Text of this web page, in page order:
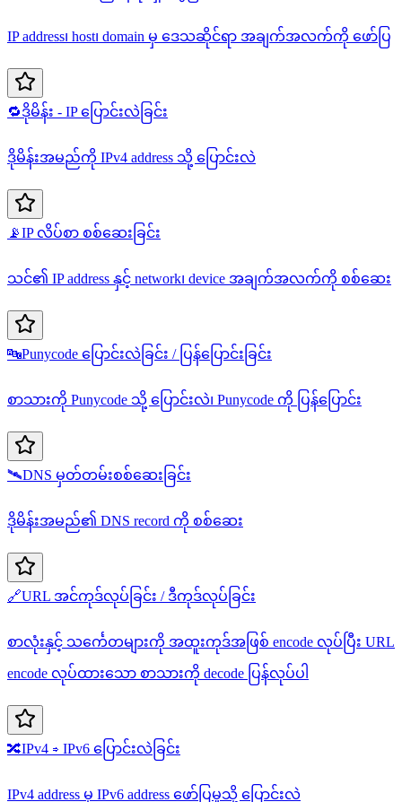
IP address၊ host၊ domain မှ ဒေသဆိုင်ရာ အချက်အလက်ကို ဖော်ပြ
🔁ဒိုမိန်း - IP ပြောင်းလဲခြင်း
ဒိုမိန်းအမည်ကို IPv4 address သို့ ပြောင်းလဲ
📡IP လိပ်စာ စစ်ဆေးခြင်း
သင်၏ IP address နှင့် network၊ device အချက်အလက်ကို စစ်ဆေး
🔤Punycode ပြောင်းလဲခြင်း / ပြန်ပြောင်းခြင်း
စာသားကို Punycode သို့ ပြောင်းလဲ၊ Punycode ကို ပြန်ပြောင်း
🛰️DNS မှတ်တမ်းစစ်ဆေးခြင်း
ဒိုမိန်းအမည်၏ DNS record ကို စစ်ဆေး
🔗URL အင်ကုဒ်လုပ်ခြင်း / ဒီကုဒ်လုပ်ခြင်း
စာလုံးနှင့် သင်္ကေတများကို အထူးကုဒ်အဖြစ် encode လုပ်ပြီး URL
encode လုပ်ထားသော စာသားကို decode ပြန်လုပ်ပါ
🔀IPv4 ⇒ IPv6 ပြောင်းလဲခြင်း
IPv4 address မှ IPv6 address ဖော်ပြမှုသို့ ပြောင်းလဲ